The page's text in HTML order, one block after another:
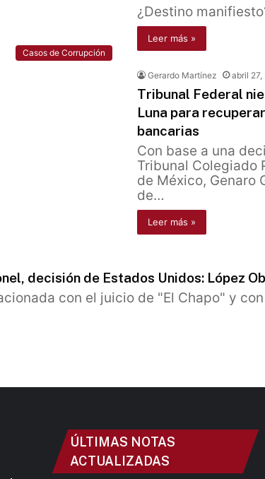
¿Destino
Leer más »
Casos de Corrupción
Gerardo Martínez abril 27,
Tribunal Federal
Luna para
bancarias
Con base a una
Tribunal Colegiado
de México, Genaro
de…
Leer más »
decisión de Estados Unidos: López
con el juicio de "El Chapo" y
ÚLTIMAS NOTAS
ACTUALIZADAS